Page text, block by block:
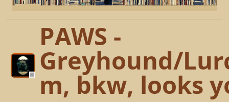
PAWS -
Greyhound/
m, bkw, looks